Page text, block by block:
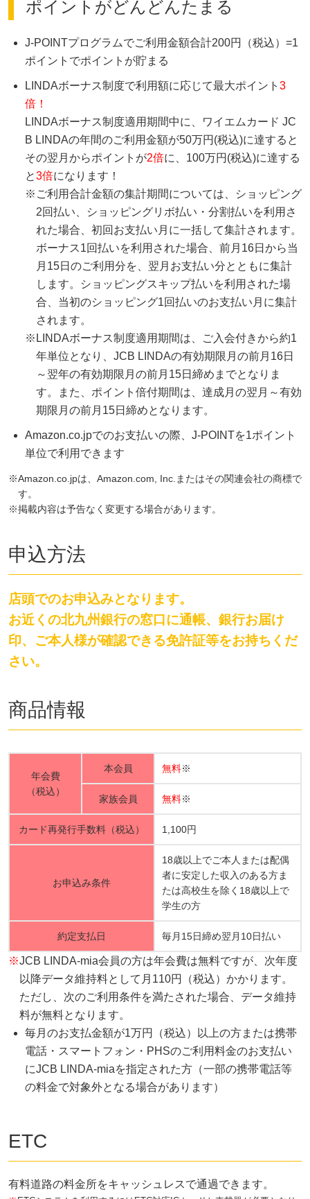
ポイントがどんどんたまる
J-POINTプログラムでご利用金額合計200円（税込）=1
ポイントでポイントが貯まる
LINDAボーナス制度で利用額に応じて最大ポイント 3
倍！
LINDAボーナス制度適用期間中に、ワイエムカード JC
B LINDAの年間のご利用金額が50万円(税込)に達すると
その翌月からポイントが2倍に、100万円(税込)に達する
と3倍になります！
※ご利用合計金額の集計期間については、ショッピング
2回払い、ショッピングリボ払い・分割払いを利用さ
れた場合、初回お支払い月に一括して集計されます。
ボーナス1回払いを利用された場合、前月16日から当
月15日のご利用分を、翌月お支払い分とともに集計
します。ショッピングスキップ払いを利用された場
合、当初のショッピング1回払いのお支払い月に集計
されます。
※LINDAボーナス制度適用期間は、ご入会付きから約1
年単位となり、JCB LINDAの有効期限月の前月16日
～翌年の有効期限月の前月15日締めまでとなりま
す。また、ポイント倍付期間は、達成月の翌月～有効
期限月の前月15日締めとなります。
Amazon.co.jpでのお支払いの際、J-POINTを1ポイント
単位で利用できます
Amazon.co.jpは、Amazon.com, Inc.またはその関連会社の商標で
す。
掲載内容は予告なく変更する場合があります。
申込方法
店頭でのお申込みとなります。
お近くの北九州銀行の窓口に通帳、銀行お届け
印、ご本人様が確認できる免許証等をお持ちくだ
さい。
商品情報
年会費
（税込）
本会員 無料※
家族会員 無料※
カード再発行手数料（税込） 1,100円
お申込み条件
18歳以上でご本人または配偶
者に安定した収入のある方ま
たは高校生を除く18歳以上で
学生の方
約定支払日 毎月15日締め翌月10日払い
※JCB LINDA-mia会員の方は年会費は無料ですが、次年度
以降データ維持料として月110円（税込）かかります。
ただし、次のご利用条件を満たされた場合、データ維持
料が無料となります。
毎月のお支払金額が1万円（税込）以上の方または携帯
電話・スマートフォン・PHSのご利用料金のお支払い
にJCB LINDA-miaを指定された方（一部の携帯電話等
の料金で対象外となる場合があります）
ETC
有料道路の料金所をキャッシュレスで通過できます。